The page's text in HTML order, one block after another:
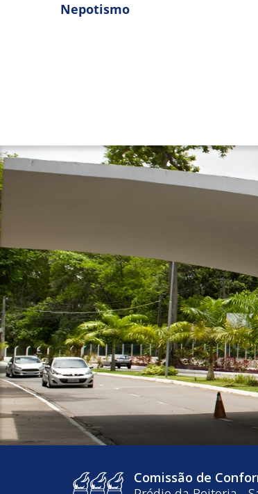
Nepotismo
Comissão de